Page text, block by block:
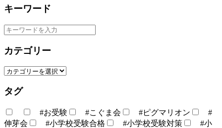
キーワード
カテゴリー
タグ
#お受験 #こぐま会 #ピグマリオン
#
伸芽会
#小学校受験合格 #小学校受験対策
#小